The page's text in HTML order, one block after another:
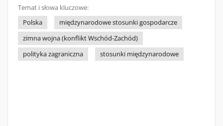
Temat i słowa kluczowe:
Polska
międzynarodowe stosunki gospodarcze
zimna wojna (konflikt Wschód-Zachód)
polityka zagraniczna
stosunki międzynarodowe